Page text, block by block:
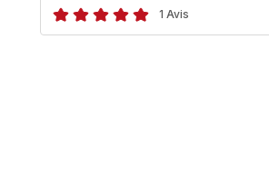
Avis
1 Avis